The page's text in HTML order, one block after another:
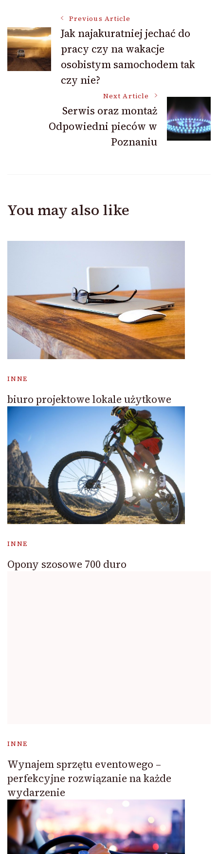
Post
Navigation
Previous Article
Jak najakuratniej jechać do
pracy czy na wakacje
osobistym samochodem tak
czy nie?
Next Article
Serwis oraz montaż
Odpowiedni pieców w
Poznaniu
You may also like
INNE
biuro projektowe lokale użytkowe
INNE
Opony szosowe 700 duro
INNE
Wynajem sprzętu eventowego –
perfekcyjne rozwiązanie na każde
wydarzenie